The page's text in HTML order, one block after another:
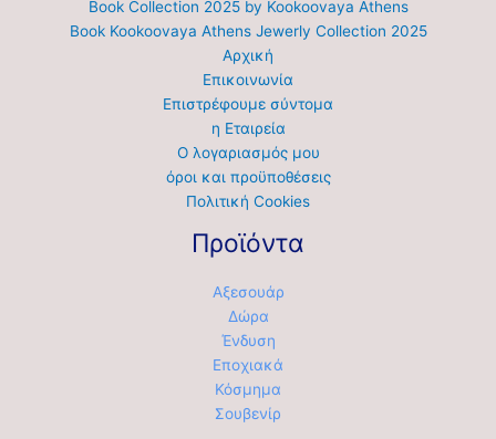
Book Collection 2025 by Kookoovaya Athens
Book Kookoovaya Athens Jewerly Collection 2025
Αρχική
Επικοινωνία
Επιστρέφουμε σύντομα
η Εταιρεία
Ο λογαριασμός μου
όροι και προϋποθέσεις
Πολιτική Cookies
Προϊόντα
Αξεσουάρ
Δώρα
Ένδυση
Εποχιακά
Κόσμημα
Σουβενίρ